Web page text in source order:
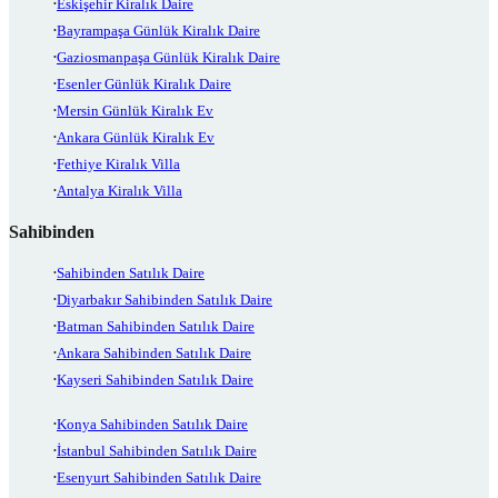
Eskişehir Kiralık Daire
Bayrampaşa Günlük Kiralık Daire
Gaziosmanpaşa Günlük Kiralık Daire
Esenler Günlük Kiralık Daire
Mersin Günlük Kiralık Ev
Ankara Günlük Kiralık Ev
Fethiye Kiralık Villa
Antalya Kiralık Villa
Sahibinden
Sahibinden Satılık Daire
Diyarbakır Sahibinden Satılık Daire
Batman Sahibinden Satılık Daire
Ankara Sahibinden Satılık Daire
Kayseri Sahibinden Satılık Daire
Konya Sahibinden Satılık Daire
İstanbul Sahibinden Satılık Daire
Esenyurt Sahibinden Satılık Daire